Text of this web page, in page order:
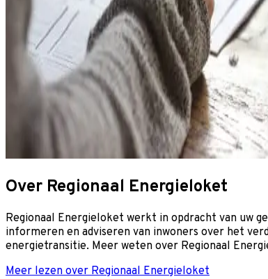
Over Regionaal Energieloket
Regionaal Energieloket werkt in opdracht van uw
informeren en adviseren van inwoners over het
energietransitie. Meer weten over Regionaal
Meer lezen over Regionaal Energieloket